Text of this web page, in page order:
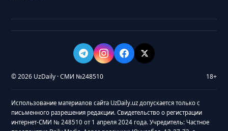
© 2026 UzDaily · СМИ №248510 18+
Использование материалов сайта UzDaily.uz допускается только с
письменного разрешения редакции. Свидетельство о регистрации
интернет-СМИ № 248510 от 1 апреля 2024 года. Учредитель: Частное